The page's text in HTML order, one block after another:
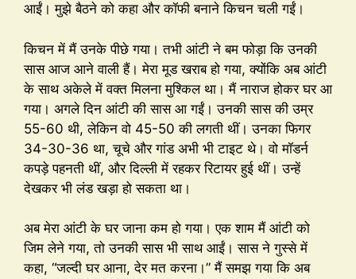
आईं। मुझे बैठने को कहा और कॉफी बनाने किचन चली गईं।
किचन में मैं उनके पीछे गया। तभी आंटी ने बम फोड़ा कि उनकी
सास आज आने वाली हैं। मेरा मूड खराब हो गया, क्योंकि अब आंटी
के साथ अकेले में वक्त मिलना मुश्किल था। मैं नाराज होकर घर आ
गया। अगले दिन आंटी की सास आ गईं। उनकी सास की उम्र
55-60 थी, लेकिन वो 45-50 की लगती थीं। उनका फिगर
34-30-36 था, चूचे और गांड अभी भी टाइट थे। वो मॉडर्न
कपड़े पहनती थीं, और दिल्ली में रहकर रिटायर हुई थीं। उन्हें
देखकर भी लंड खड़ा हो सकता था।
अब मेरा आंटी के घर जाना कम हो गया। एक शाम मैं आंटी को
जिम लेने गया, तो उनकी सास भी साथ आईं। सास ने गुस्से में
कहा, “जल्दी घर आना, देर मत करना।” मैं समझ गया कि अब